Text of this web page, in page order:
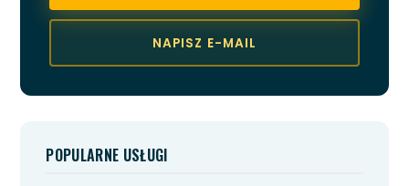
NAPISZ E-MAIL
POPULARNE USŁUGI